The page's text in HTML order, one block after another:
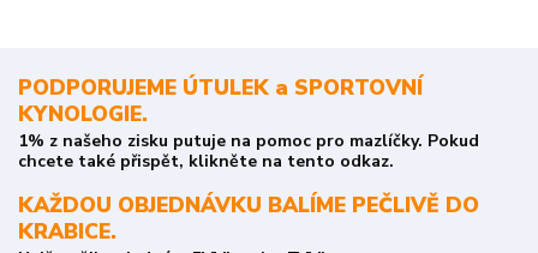
PODPORUJEME ÚTULEK a SPORTOVNÍ
KYNOLOGIE.
1% z našeho zisku putuje na pomoc pro mazlíčky. Pokud
chcete také přispět, klikněte na tento odkaz.
KAŽDOU OBJEDNÁVKU BALÍME PEČLIVĚ DO
KRABICE.